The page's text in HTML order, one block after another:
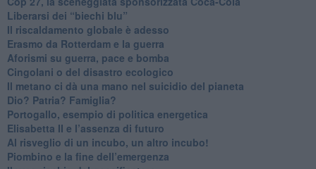
​Liberarsi dei “biechi blu”
Il riscaldamento globale è adesso
​Erasmo da Rotterdam e la guerra
​Aforismi su guerra, pace e bomba
Cingolani o del disastro ecologico
​Il metano ci dà una mano nel suicidio del pianeta
​Dio? Patria? Famiglia?
Portogallo, esempio di politica energetica
​Elisabetta II e l’assenza di futuro
Al risveglio di un incubo, un altro incubo!
​Piombino e la fine dell’emergenza